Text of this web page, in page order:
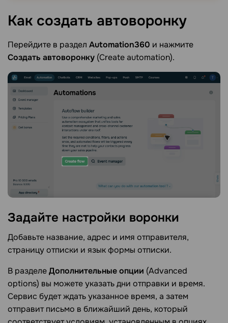
Как создать автоворонку
Перейдите в раздел Automation360 и нажмите
Создать автоворонку (Create automation).
Задайте настройки воронки
Добавьте название, адрес и имя отправителя,
страницу отписки и язык формы отписки.
В разделеДополнительные опции (Advanced
options) вы можете указать дни отправки и время.
Сервис будет ждать указанное время, а затем
отправит письмо в ближайший день, который